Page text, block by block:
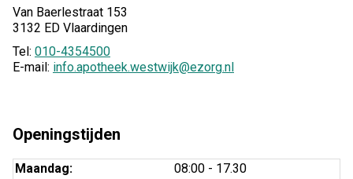
Van Baerlestraat 153
3132 ED Vlaardingen
Tel: 010-4354500
E-mail: info.apotheek.westwijk@ezorg.nl
Openingstijden
Maandag:
08:00 - 17.30